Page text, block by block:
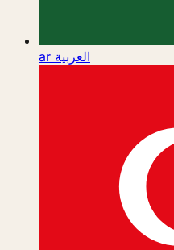
ar العربية